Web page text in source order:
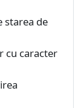
starea de
cu caracter